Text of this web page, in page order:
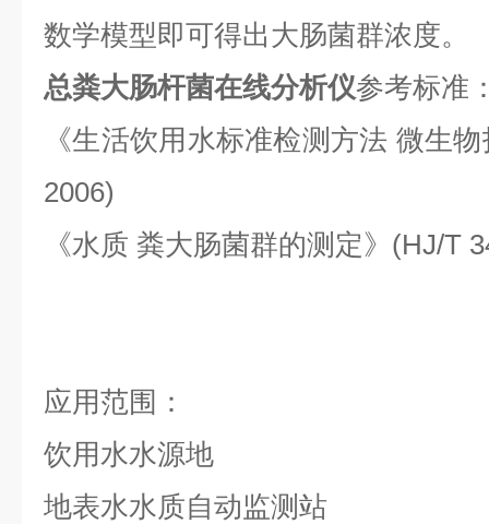
数学模型即可得出大肠菌群浓度。
总粪大肠杆菌在线分析仪参考标准
《生活饮用水标准检测方法 微生
2006)
《水质 粪大肠菌群的测定》(HJ/T
应用范围：
饮用水水源地
地表水水质自动监测站